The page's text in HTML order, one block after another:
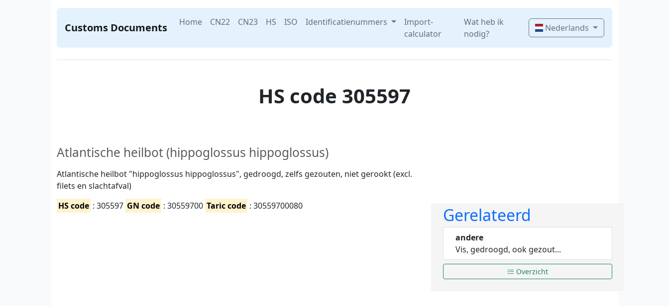
Customs Documents Home CN22 CN23 HS ISO Identificatienummers
Import-
calculator
Wat heb ik
nodig?
Nederlands
HS code 305597
Atlantische heilbot (hippoglossus hippoglossus)
Atlantische heilbot "hippoglossus hippoglossus", gedroogd, zelfs gezouten, niet gerookt (excl.
filets en slachtafval)
HS code : 305597 GN code : 30559700 Taric code : 30559700080 Gerelateerd
andere
Vis, gedroogd, ook gezout...
Overzicht